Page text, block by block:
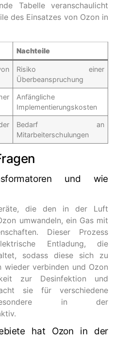
Tabelle veranschaulicht
des Einsatzes von Ozon in
Nachteile
Risiko einer
Überbeanspruchung
Anfängliche
Implementierungskosten
Bedarf an
Mitarbeiterschulungen
und wie
die den in der Luft
umwandeln, ein Gas mit
Dieser Prozess
Entladung, die
sodass diese sich zu
wieder verbinden und Ozon
zur Desinfektion und
sie für verschiedene
in der
hat Ozon in der